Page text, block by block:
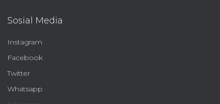
Sosial Media
Instagram
Facebook
Twitter
Whatsapp